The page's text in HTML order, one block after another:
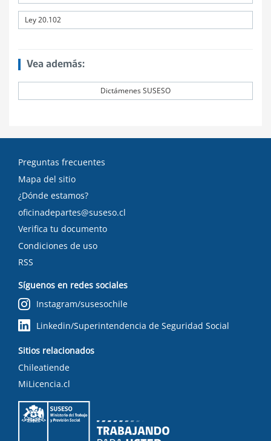
Ley 20.102
Vea además:
Dictámenes SUSESO
Preguntas frecuentes
Mapa del sitio
¿Dónde estamos?
oficinadepartes@suseso.cl
Verifica tu documento
Condiciones de uso
RSS
Síguenos en redes sociales
Instagram/susesochile
Linkedin/Superintendencia de Seguridad Social
Sitios relacionados
Chileatiende
MiLicencia.cl